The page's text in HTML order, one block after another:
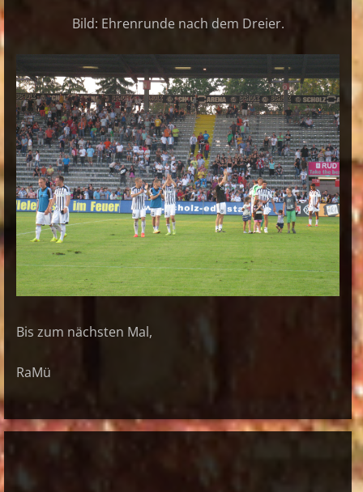
Bild: Ehrenrunde nach dem Dreier.
Bis zum nächsten Mal,
RaMü